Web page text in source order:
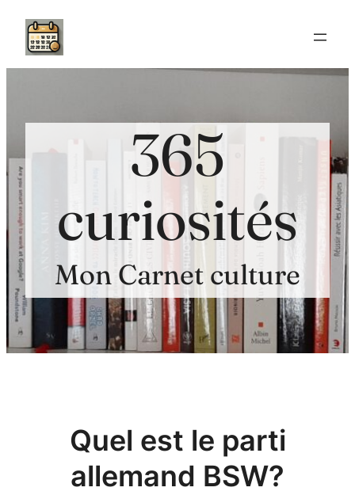
Aller
contenu
365
curiosités
Mon Carnet culture
Quel est le parti
allemand BSW?